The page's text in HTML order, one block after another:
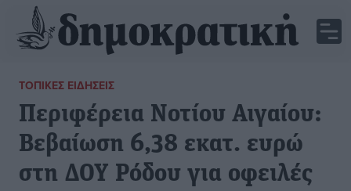
ΤΟΠΙΚΈΣ ΕΙΔΉΣΕΙΣ
Περιφέρεια Νοτίου Αιγαίου:
Βεβαίωση 6,38 εκατ. ευρώ
στη ΔΟΥ Ρόδου για οφειλές